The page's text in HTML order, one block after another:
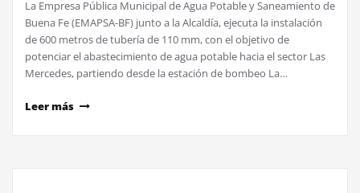
La Empresa Pública Municipal de Agua Potable y Saneamiento de
Buena Fe (EMAPSA-BF) junto a la Alcaldía, ejecuta la instalación
de 600 metros de tubería de 110 mm, con el objetivo de
potenciar el abastecimiento de agua potable hacia el sector Las
Mercedes, partiendo desde la estación de bombeo La…
Leer más